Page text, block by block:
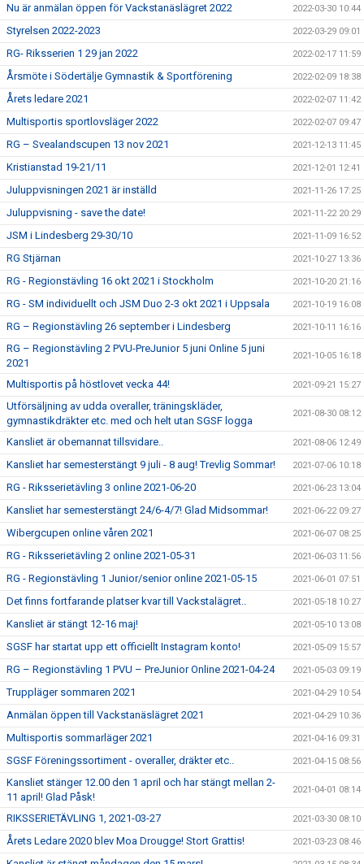
Nu är anmälan öppen för Vackstanäslägret 2022 2022-03-30 10:44
Styrelsen 2022-2023 2022-03-29 09:01
RG- Riksserien 1 29 jan 2022 2022-02-17 11:59
Årsmöte i Södertälje Gymnastik & Sportförening 2022-02-09 18:38
Årets ledare 2021 2022-02-07 11:42
Multisportis sportlovsläger 2022 2022-02-07 09:47
RG – Svealandscupen 13 nov 2021 2021-12-13 11:45
Kristianstad 19-21/11 2021-12-01 12:41
Juluppvisningen 2021 är inställd 2021-11-26 17:25
Juluppvisning - save the date! 2021-11-22 20:29
JSM i Lindesberg 29-30/10 2021-11-09 16:52
RG Stjärnan 2021-10-27 13:36
RG - Regionstävling 16 okt 2021 i Stockholm 2021-10-20 21:16
RG - SM individuellt och JSM Duo 2-3 okt 2021 i Uppsala 2021-10-19 16:08
RG – Regionstävling 26 september i Lindesberg 2021-10-11 16:16
RG – Regionstävling 2 PVU-PreJunior 5 juni Online 5 juni
2021
2021-10-05 16:18
Multisportis på höstlovet vecka 44! 2021-09-21 15:27
Utförsäljning av udda overaller, träningskläder,
gymnastikdräkter etc. med och helt utan SGSF logga
2021-08-30 08:12
Kansliet är obemannat tillsvidare.. 2021-08-06 12:49
Kansliet har semesterstängt 9 juli - 8 aug! Trevlig Sommar! 2021-07-06 10:18
RG - Riksserietävling 3 online 2021-06-20 2021-06-23 13:04
Kansliet har semesterstängt 24/6-4/7! Glad Midsommar! 2021-06-22 09:27
Wibergcupen online våren 2021 2021-06-07 08:25
RG - Riksserietävling 2 online 2021-05-31 2021-06-03 11:56
RG - Regionstävling 1 Junior/senior online 2021-05-15 2021-06-01 07:51
Det finns fortfarande platser kvar till Vackstalägret.. 2021-05-18 10:27
Kansliet är stängt 12-16 maj! 2021-05-10 13:08
SGSF har startat upp ett officiellt Instagram konto! 2021-05-09 15:57
RG – Regionstävling 1 PVU – PreJunior Online 2021-04-24 2021-05-03 09:19
Truppläger sommaren 2021 2021-04-29 10:54
Anmälan öppen till Vackstanäslägret 2021 2021-04-29 10:36
Multisportis sommarläger 2021 2021-04-16 09:31
SGSF Föreningssortiment - overaller, dräkter etc.. 2021-04-15 08:56
Kansliet stänger 12.00 den 1 april och har stängt mellan 2-
11 april! Glad Påsk!
2021-04-01 08:14
RIKSSERIETÄVLING 1, 2021-03-27 2021-03-30 08:10
Årets Ledare 2020 blev Moa Drougge! Stort Grattis! 2021-03-23 08:46